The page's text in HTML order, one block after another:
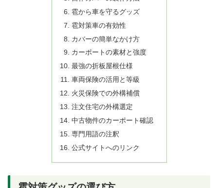
雹から車を守るグッズ
雹対策車の有効性
カバーの簡単なかけ方
カーポートの素材と強度
最強の折板屋根仕様
車両保険の活用と等級
火災保険での外構補償
注文住宅の外構選定
中古物件のカーポート確認
専門用語の注釈
公式サイトへのリンク